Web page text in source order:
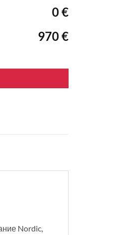
0 €
970 €
Nordic,